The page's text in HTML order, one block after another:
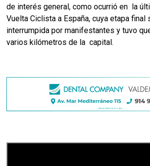
de interés general, como ocurrió en la
Vuelta Ciclista a España, cuya etapa final
interrumpida por manifestantes y tuvo
varios kilómetros de la capital.